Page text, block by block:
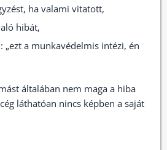
ha valami vitatott,
hibát,
„ezt a munkavédelmis intézi, én
általában nem maga a hiba
láthatóan nincs képben a saját